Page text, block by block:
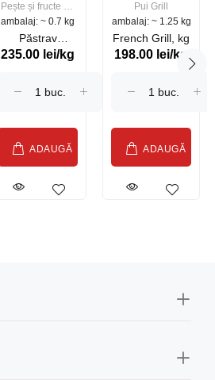
Pește și fructe de
mare
ambalaj: ~ 0.7 kg
Păstrav
Somonat
235.00 lei/kg
ADAUGĂ
Pui Grill
ambalaj: ~ 1.25 kg
French Grill, kg
198.00 lei/kg
ADAUGĂ